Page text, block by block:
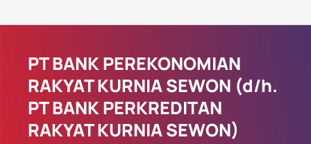
PT BANK PEREKONOMIAN
RAKYAT KURNIA SEWON (d/h.
PT BANK PERKREDITAN
RAKYAT KURNIA SEWON)